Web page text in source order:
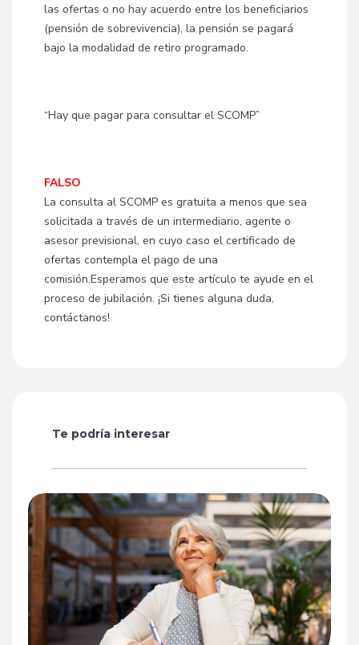
las ofertas o no hay acuerdo entre los beneficiarios
(pensión de sobrevivencia), la pensión se pagará
bajo la modalidad de retiro programado.
​“Hay que pagar para consultar el SCOMP”
FALSO
La consulta al SCOMP es gratuita a menos que sea
solicitada a través de un intermediario, agente o
asesor previsional, en cuyo caso el certificado de
ofertas contempla el pago de una
comisión.Esperamos que este artículo te ayude en el
proceso de jubilación. ¡Si tienes alguna duda,
contáctanos!
Te podría interesar